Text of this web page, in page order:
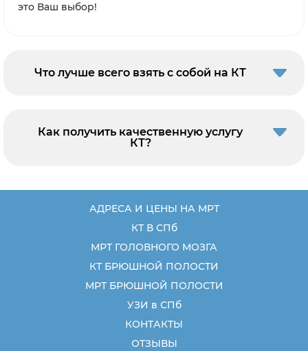
это Ваш выбор!
Что лучше всего взять с собой на КТ
Как получить качественную услугу
КТ?
АДРЕСА И ЦЕНЫ НА МРТ
КТ В СПб
МРТ ГОЛОВНОГО МОЗГА
КТ БРЮШНОЙ ПОЛОСТИ
МРТ БРЮШНОЙ ПОЛОСТИ
УЗИ в СПб
КОНТАКТЫ
ОТЗЫВЫ